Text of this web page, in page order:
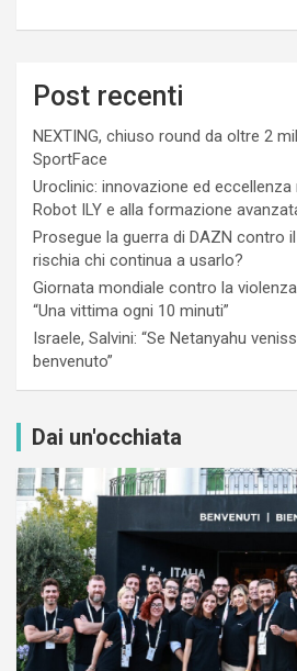
Post recenti
NEXTING, chiuso round da oltre 2
SportFace
Uroclinic: innovazione ed eccellenza
Robot ILY e alla formazione
Prosegue la guerra di DAZN contro
rischia chi continua a usarlo?
Giornata mondiale contro la
“Una vittima ogni 10 minuti”
Israele, Salvini: “Se Netanyahu
benvenuto”
Dai un'occhiata